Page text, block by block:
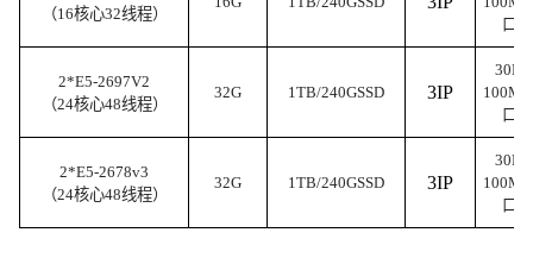
（16核心32线程）
口/
2*E5-2697V2
（24核心48线程）
32G 1TB/240GSSD 3IP
30M/
100M/
口/
2*E5-2678v3
（24核心48线程）
32G 1TB/240GSSD 3IP
30M/
100M/
口/